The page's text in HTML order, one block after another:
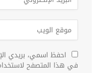
احفظ اسمي، بريدي
في هذا المتصفح